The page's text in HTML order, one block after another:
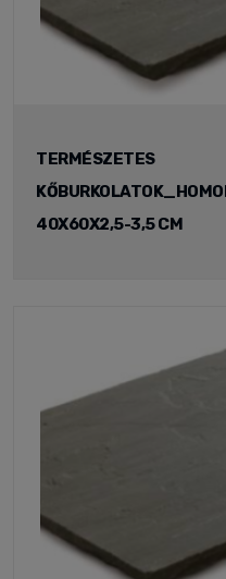
TERMÉSZETES
40X60X2,5-3,5 CM